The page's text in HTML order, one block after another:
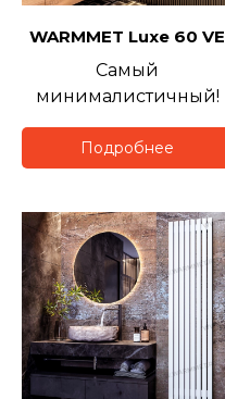
WARMMET Luxe 60 VE
Самый
минималистичный!
Подробнее